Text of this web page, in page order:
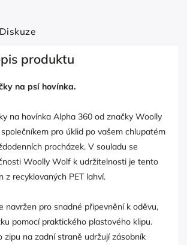
Diskuze
produktu
na psí hovínka.
na hovínka Alpha 360 od značky Woolly
pro úklid po vašem chlupatém
procházek. V souladu se
Woolly Wolf k udržitelnosti je tento
z recyklovaných PET lahví.
navržen pro snadné připevnění k oděvu,
pomocí praktického plastového klipu.
zipu na zadní straně udržují zásobník